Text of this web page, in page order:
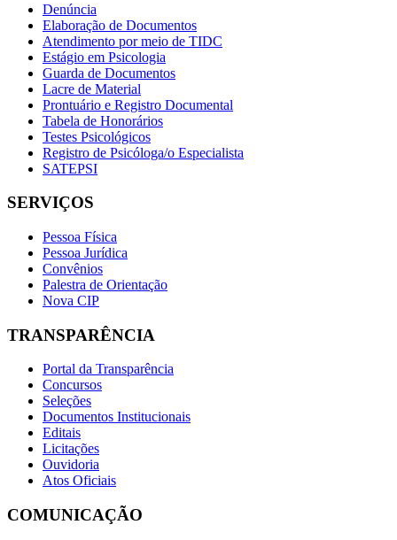
Denúncia
Elaboração de Documentos
Atendimento por meio de TIDC
Estágio em Psicologia
Guarda de Documentos
Lacre de Material
Prontuário e Registro Documental
Tabela de Honorários
Testes Psicológicos
Registro de Psicóloga/o Especialista
SATEPSI
SERVIÇOS
Pessoa Física
Pessoa Jurídica
Convênios
Palestra de Orientação
Nova CIP
TRANSPARÊNCIA
Portal da Transparência
Concursos
Seleções
Documentos Institucionais
Editais
Licitações
Ouvidoria
Atos Oficiais
COMUNICAÇÃO